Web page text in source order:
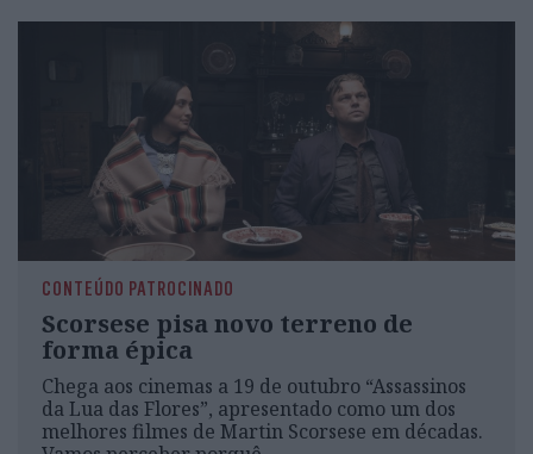
CONTEÚDO PATROCINADO
Scorsese pisa novo terreno de
forma épica
Chega aos cinemas a 19 de outubro “Assassinos
da Lua das Flores”, apresentado como um dos
melhores filmes de Martin Scorsese em décadas.